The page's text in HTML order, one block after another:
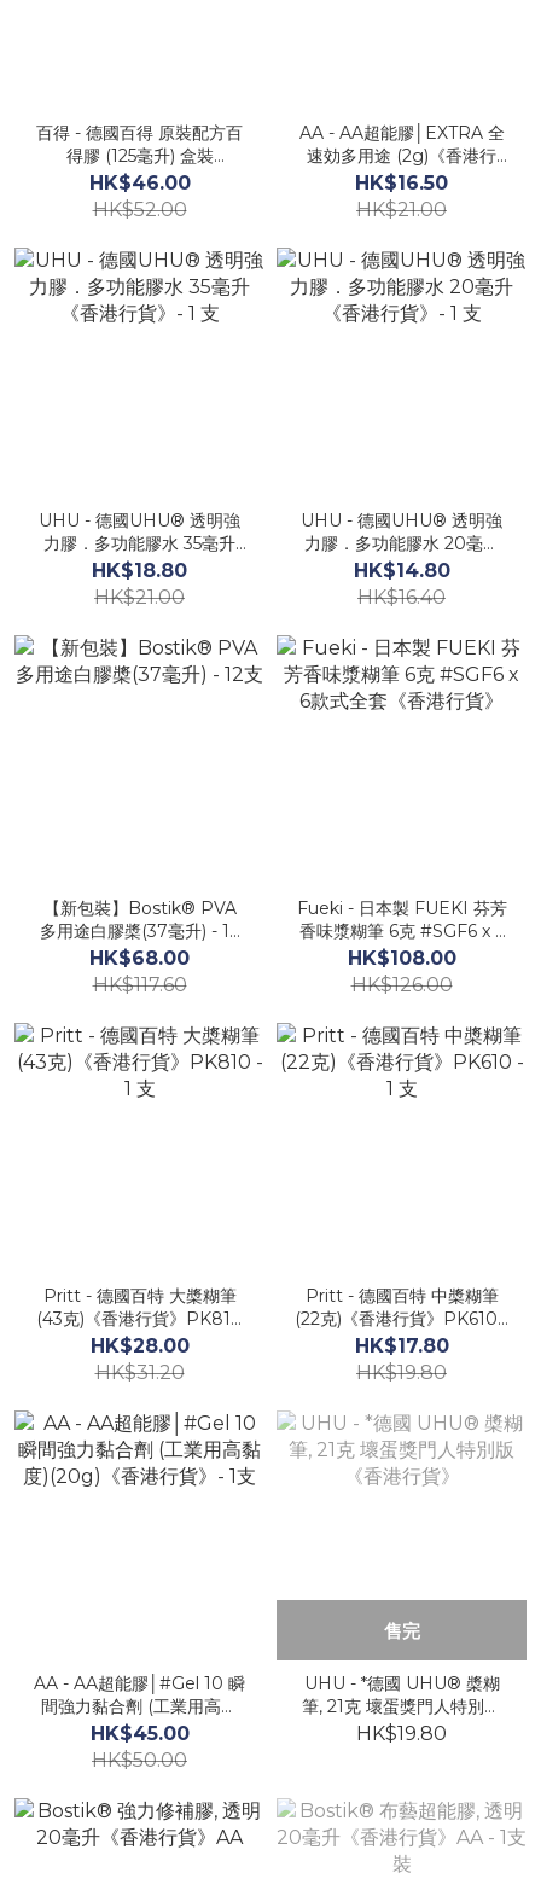
百得 - 德國百得 原裝配方百
得膠 (125毫升) 盒裝
PX34《香港行貨》AA
HK$46.00
HK$52.00
AA - AA超能膠│EXTRA 全
速効多用途 (2g)《香港行
貨》《新包裝》- 1支
HK$16.50
HK$21.00
UHU - 德國UHU® 透明強
力膠．多功能膠水 35毫升
《香港行貨》- 1 支
HK$18.80
HK$21.00
UHU - 德國UHU® 透明強
力膠．多功能膠水 20毫升
《香港行貨》- 1 支
HK$14.80
HK$16.40
【新包裝】Bostik® PVA
多用途白膠槳(37毫升) - 12
支
HK$68.00
HK$117.60
Fueki - 日本製 FUEKI 芬芳
香味漿糊筆 6克 #SGF6 x 6
款式全套《香港行貨》
HK$108.00
HK$126.00
Pritt - 德國百特 大槳糊筆
(43克)《香港行貨》PK810
- 1 支
HK$28.00
HK$31.20
Pritt - 德國百特 中槳糊筆
(22克)《香港行貨》PK610 -
1 支
HK$17.80
HK$19.80
AA - AA超能膠│#Gel 10 瞬
間強力黏合劑 (工業用高黏
度)(20g)《香港行貨》- 1支
HK$45.00
HK$50.00
售完
UHU - *德國 UHU® 槳糊
筆, 21克 壞蛋獎門人特別版
《香港行貨》
HK$19.80